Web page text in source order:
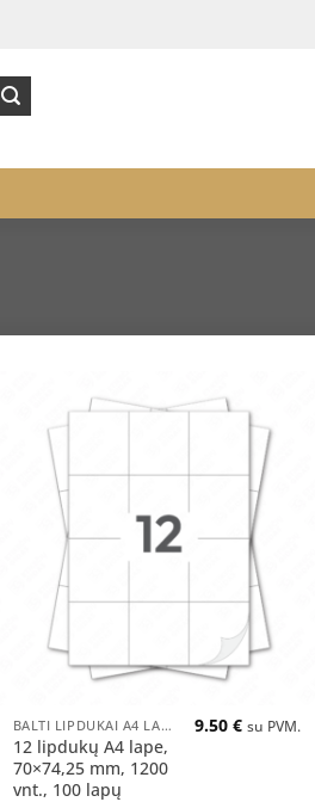
Pridėti
į norų
sąrašą
BALTI LIPDUKAI A4 LAPUOSE
12 lipdukų A4 lape,
70×74,25 mm, 1200
vnt., 100 lapų
9.50 € su PVM.